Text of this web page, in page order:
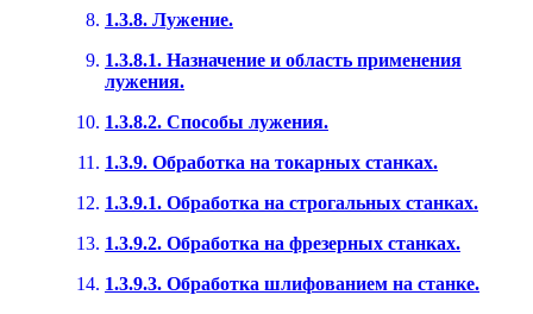
1.3.8. Лужение.
1.3.8.1. Назначение и область применения
лужения.
1.3.8.2. Способы лужения.
1.3.9. Обработка на токарных станках.
1.3.9.1. Обработка на строгальных станках.
1.3.9.2. Обработка на фрезерных станках.
1.3.9.3. Обработка шлифованием на станке.